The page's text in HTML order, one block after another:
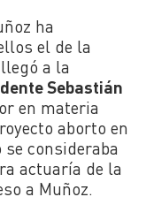
ha
el de la
a la
Sebastián
en materia
aborto en
consideraba
actuaría de la
a Muñoz.